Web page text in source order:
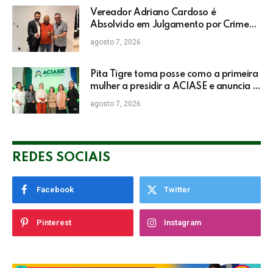
Vereador Adriano Cardoso é
Absolvido em Julgamento por Crime
Eleitoral no TRE
agosto 7, 2026
Pita Tigre toma posse como a primeira
mulher a presidir a ACIASE e anuncia a
retomada do Prêmio Destaque
Empresarial
agosto 7, 2026
REDES SOCIAIS
Facebook Twitter
Pinterest Instagram